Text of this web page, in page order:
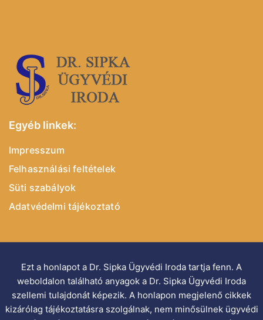
Egyéb linkek:
Impresszum
Felhasználási feltételek
Süti szabályok
Adatvédelmi tájékoztató
Ezt a honlapot a Dr. Sipka Ügyvédi Iroda tartja fenn. A
weboldalon található anyagok a Dr. Sipka Ügyvédi Iroda
szellemi tulajdonát képezik. A honlapon megjelenő cikkek
kizárólag tájékoztatásra szolgálnak, nem minősülnek ügyvédi